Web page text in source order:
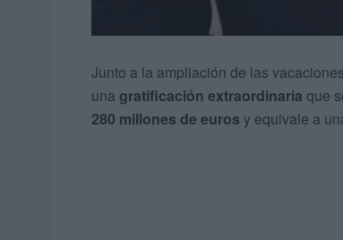
Junto a la ampliación de las
una gratificación extraordinaria que
280 millones de euros y equivale a